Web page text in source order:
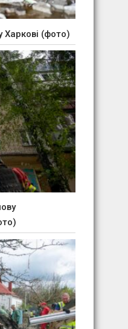
Харкові (фото)